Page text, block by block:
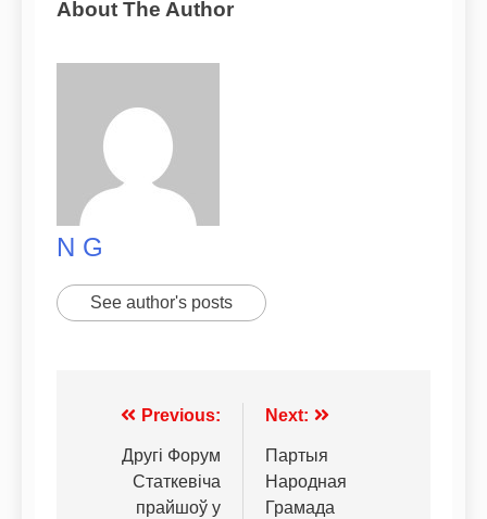
About The Author
N G
See author's posts
Previous:
Другі Форум
Статкевіча
прайшоў у
Next:
Партыя
Народная
Грамада